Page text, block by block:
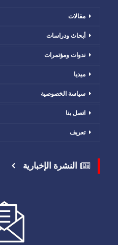
مقالات
أبحاث ودراسات
ندوات ومؤتمرات
ميديا
سياسة الخصوصية
اتصل بنا
تعريف
النشرة الإخبارية